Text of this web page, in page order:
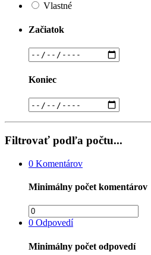
Vlastné
Začiatok
Koniec
Filtrovať podľa počtu...
0 Komentárov
Minimálny počet komentárov
0 Odpovedí
Minimálny počet odpovedí